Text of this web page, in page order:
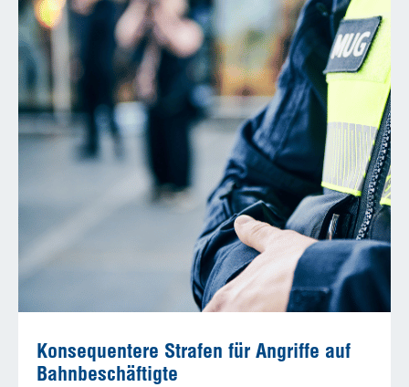
Konsequentere Strafen für Angriffe auf
Bahnbeschäftigte